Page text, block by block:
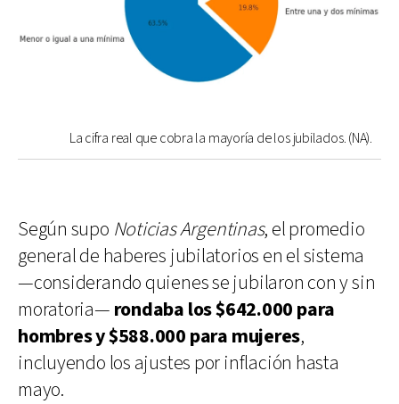
La cifra real que cobra la mayoría de los jubilados. (NA).
Según supo Noticias Argentinas, el promedio
general de haberes jubilatorios en el sistema
—considerando quienes se jubilaron con y sin
moratoria— rondaba los $642.000 para
hombres y $588.000 para mujeres,
incluyendo los ajustes por inflación hasta
mayo.